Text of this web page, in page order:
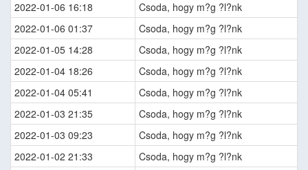
2022-01-06 16:18
Csoda, hogy m?g ?l?nk
2022-01-06 01:37
Csoda, hogy m?g ?l?nk
2022-01-05 14:28
Csoda, hogy m?g ?l?nk
2022-01-04 18:26
Csoda, hogy m?g ?l?nk
2022-01-04 05:41
Csoda, hogy m?g ?l?nk
2022-01-03 21:35
Csoda, hogy m?g ?l?nk
2022-01-03 09:23
Csoda, hogy m?g ?l?nk
2022-01-02 21:33
Csoda, hogy m?g ?l?nk